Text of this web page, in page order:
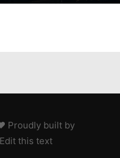
Proudly built by
this text